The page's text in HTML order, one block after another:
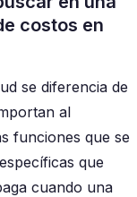
costos en
se diferencia de
al
funciones que se
que
cuando una